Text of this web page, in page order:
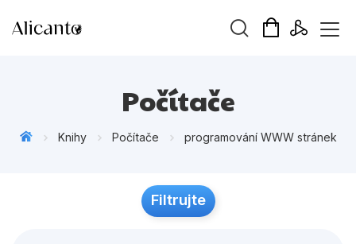
Počítače
Knihy Počítače programování WWW stránek
Filtrujte